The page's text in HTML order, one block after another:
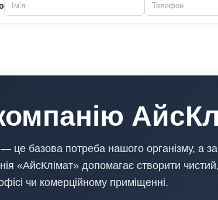
— це базова потреба нашого організму, а
«АйсКлімат» допомагає створити
чи комерційному приміщенні.